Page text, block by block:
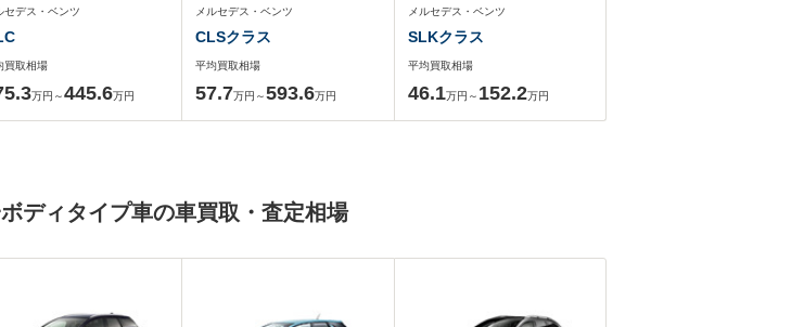
セデス・ベンツ
買取相場
万円～445.6万円
メルセデス・ベンツ
CLSクラス
平均買取相場
57.7万円～593.6万円
メルセデス・ベンツ
SLKクラス
平均買取相場
46.1万円～ 152.2万円
ディタイプ車の車買取・査定相場